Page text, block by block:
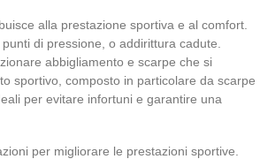
alla prestazione sportiva e al comfort.
di pressione, o addirittura cadute.
abbigliamento e scarpe che si
sportivo, composto in particolare da scarpe
per evitare infortuni e garantire una
per migliorare le prestazioni sportive.